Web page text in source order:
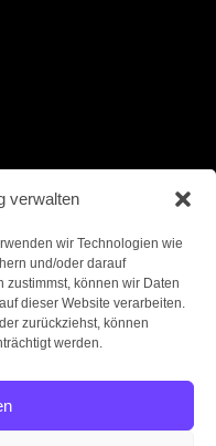
verwalten
wir Technologien wie
und/oder darauf
können wir Daten
dieser Website verarbeiten.
zurückziehst, können
werden.